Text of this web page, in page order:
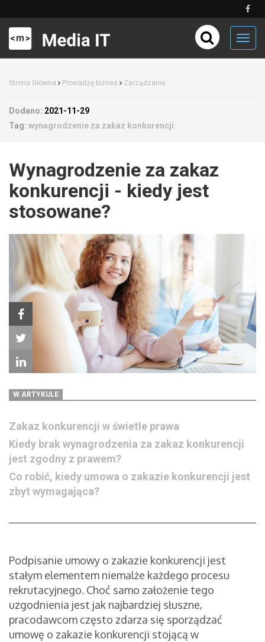
Strona Główna Prowadzę biznes Zarządzanie
Dodano: 2021-11-29
Tag: wynagrodzenie za zakaz konkurencji
Wynagrodzenie za zakaz
konkurencji - kiedy jest
stosowane?
W ARTYKULE
Zakaz konkurencji w świetle prawa
Kiedy brak wynagrodzenia za zakaz konkurencji
jest zgodny z prawem?
Co robić, kiedy umowa o zakazie konkurencji jest
zbyt wymagająca?
Podpisanie umowy o zakazie konkurencji jest
stałym elementem niemalże każdego procesu
rekrutacyjnego. Choć samo założenie tego
uzgodnienia jest jak najbardziej słuszne,
pracodawcom często zdarza się sporządzać
umowę o zakazie konkurencji stojącą w